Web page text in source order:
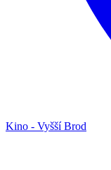
Kino - Vyšší Brod